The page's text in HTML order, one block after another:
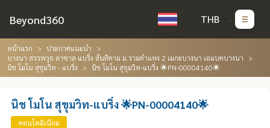
Beyond360 THB
หน้าแรก
ประกาศแนะนำ
บางนา สรรพวุธ ลาซาล แบริ่ง สันติคาม ม.รามคำแหง 2 เมกะบางนา เอแบคบางนา
นิช โมโน สุขุมวิท - แบริ่ง
นิช โมโน สุขุมวิท-แบริ่ง 🌟PN-00004140🌟
นิช โมโน สุขุมวิท-แบริ่ง 🌟PN-00004140🌟
คอนโดมิเนียม